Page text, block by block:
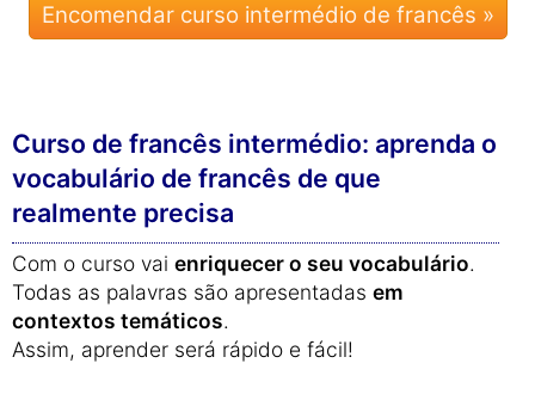
Encomendar curso intermédio de francês »
Curso de francês intermédio: aprenda o
vocabulário de francês de que
realmente precisa
Com o curso vai enriquecer o seu vocabulário.
Todas as palavras são apresentadas em
contextos temáticos.
Assim, aprender será rápido e fácil!